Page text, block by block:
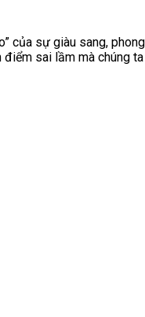
của sự giàu sang,
sai lầm mà chúng